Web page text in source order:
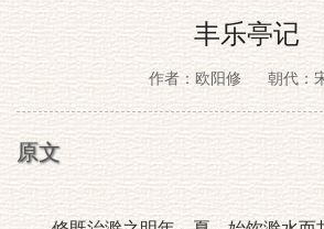
丰乐亭记
作者：欧阳修 朝代：
原文